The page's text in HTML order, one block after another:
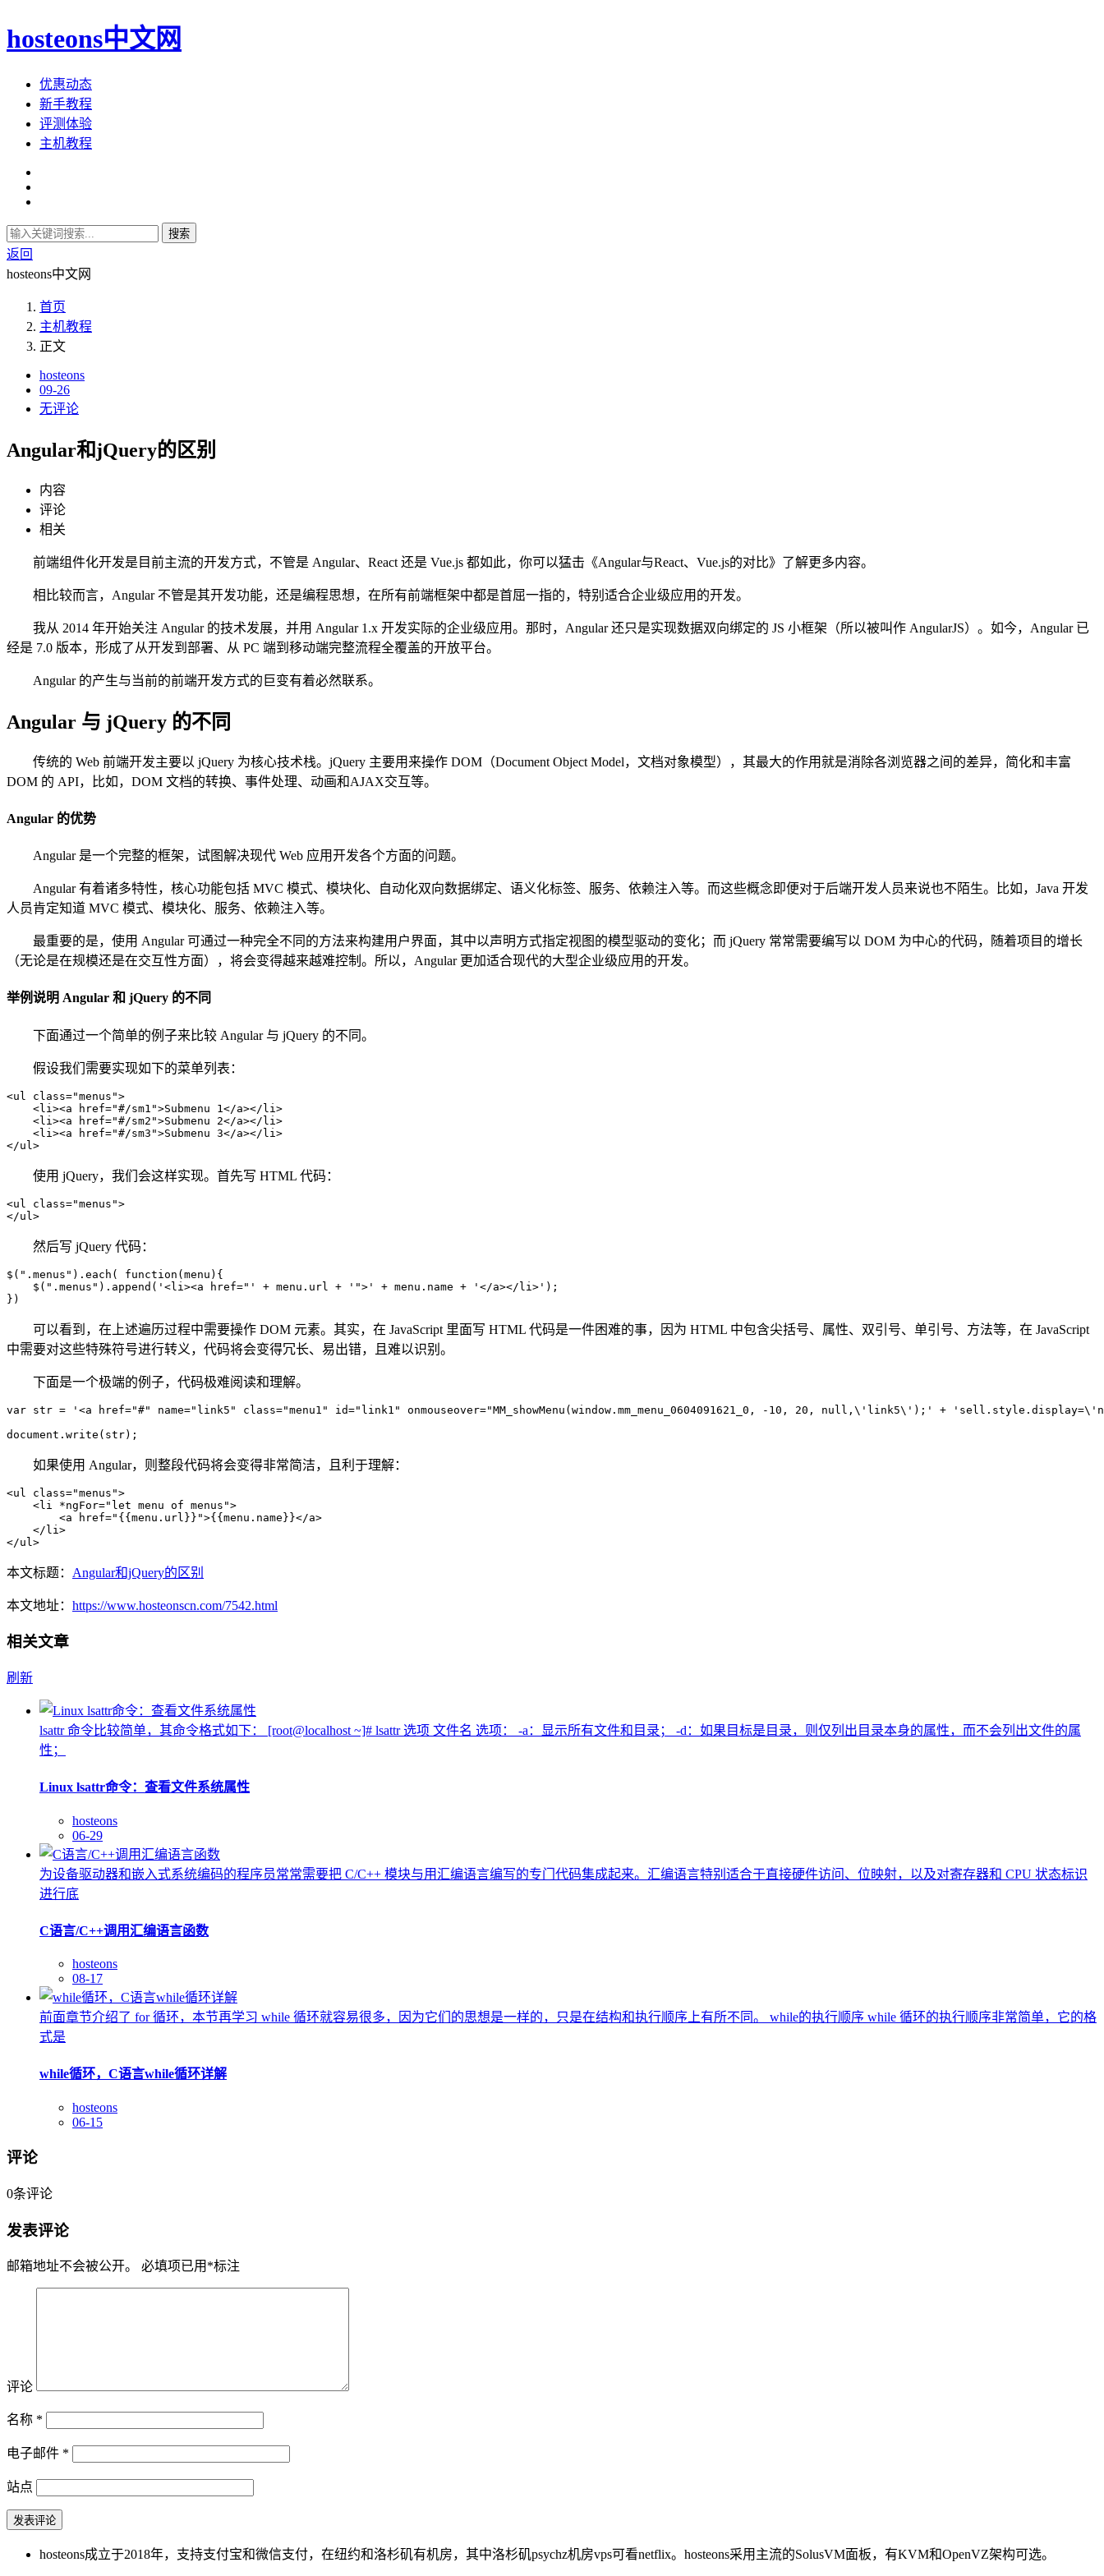
hosteons中文网
优惠动态
新手教程
评测体验
主机教程
搜索
返回
hosteons中文网
首页
主机教程
正文
hosteons
09-26
无评论
Angular和jQuery的区别
内容
评论
相关
前端组件化开发是目前主流的开发方式，不管是 Angular、React 还是 Vue.js 都如此，你可以猛击《Angular与React、Vue.js的对比》了解更多内容。
相比较而言，Angular 不管是其开发功能，还是编程思想，在所有前端框架中都是首屈一指的，特别适合企业级应用的开发。
我从 2014 年开始关注 Angular 的技术发展，并用 Angular 1.x 开发实际的企业级应用。那时，Angular 还只是实现数据双向绑定的 JS 小框架（所以被叫作 AngularJS）。如今，Angular 已
经是 7.0 版本，形成了从开发到部署、从 PC 端到移动端完整流程全覆盖的开放平台。
Angular 的产生与当前的前端开发方式的巨变有着必然联系。
Angular 与 jQuery 的不同
传统的 Web 前端开发主要以 jQuery 为核心技术栈。jQuery 主要用来操作 DOM（Document Object Model，文档对象模型），其最大的作用就是消除各浏览器之间的差异，简化和丰富
DOM 的 API，比如，DOM 文档的转换、事件处理、动画和AJAX交互等。
Angular 的优势
Angular 是一个完整的框架，试图解决现代 Web 应用开发各个方面的问题。
Angular 有着诸多特性，核心功能包括 MVC 模式、模块化、自动化双向数据绑定、语义化标签、服务、依赖注入等。而这些概念即便对于后端开发人员来说也不陌生。比如，Java 开发
人员肯定知道 MVC 模式、模块化、服务、依赖注入等。
最重要的是，使用 Angular 可通过一种完全不同的方法来构建用户界面，其中以声明方式指定视图的模型驱动的变化；而 jQuery 常常需要编写以 DOM 为中心的代码，随着项目的增长
（无论是在规模还是在交互性方面），将会变得越来越难控制。所以，Angular 更加适合现代的大型企业级应用的开发。
举例说明 Angular 和 jQuery 的不同
下面通过一个简单的例子来比较 Angular 与 jQuery 的不同。
假设我们需要实现如下的菜单列表：
<ul class="menus">
    <li><a href="#/sm1">Submenu 1</a></li>
    <li><a href="#/sm2">Submenu 2</a></li>
    <li><a href="#/sm3">Submenu 3</a></li>
</ul>
使用 jQuery，我们会这样实现。首先写 HTML 代码：
<ul class="menus">
</ul>
然后写 jQuery 代码：
$(".menus").each( function(menu){
    $(".menus").append('<li><a href="' + menu.url + '">' + menu.name + '</a></li>');
})
可以看到，在上述遍历过程中需要操作 DOM 元素。其实，在 JavaScript 里面写 HTML 代码是一件困难的事，因为 HTML 中包含尖括号、属性、双引号、单引号、方法等，在 JavaScript
中需要对这些特殊符号进行转义，代码将会变得冗长、易出错，且难以识别。
下面是一个极端的例子，代码极难阅读和理解。
var str = '<a href="#" name="link5" class="menu1" id="link1" onmouseover="MM_showMenu(window.mm_menu_0604091621_0, -10, 20, null,\'link5\');' +
document.write(str);
如果使用 Angular，则整段代码将会变得非常简洁，且利于理解：
<ul class="menus">
    <li *ngFor="let menu of menus">
        <a href="{{menu.url}}">{{menu.name}}</a>
    </li>
</ul>
本文标题： Angular和jQuery的区别
本文地址： https://www.hosteonscn.com/7542.html
相关文章
刷新
lsattr 命令比较简单，其命令格式如下： [root@localhost ~]# lsattr 选项 文件名 选项： -a：显示所有文件和目录； -d：如果目标是目录，则仅列出目录本身的属性，而不会列出文件的属
性；
Linux lsattr命令：查看文件系统属性
hosteons
06-29
为设备驱动器和嵌入式系统编码的程序员常常需要把 C/C++ 模块与用汇编语言编写的专门代码集成起来。汇编语言特别适合于直接硬件访问、位映射，以及对寄存器和 CPU 状态标识
进行底
C语言/C++调用汇编语言函数
hosteons
08-17
前面章节介绍了 for 循环，本节再学习 while 循环就容易很多，因为它们的思想是一样的，只是在结构和执行顺序上有所不同。 while的执行顺序 while 循环的执行顺序非常简单，它的格
式是
while循环，C语言while循环详解
hosteons
06-15
评论
0条评论
发表评论
邮箱地址不会被公开。 必填项已用 *标注
评论
名称 *
电子邮件 *
站点
hosteons成立于2018年，支持支付宝和微信支付，在纽约和洛杉矶有机房，其中洛杉矶psychz机房vps可看netflix。hosteons采用主流的SolusVM面板，有KVM和OpenVZ架构可选。